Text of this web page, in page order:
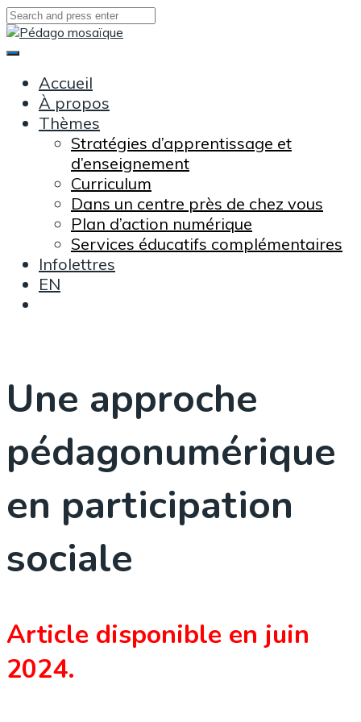
Skip
to
Main
Accueil
À propos
Thèmes
Stratégies d’apprentissage et
d’enseignement
Curriculum
Dans un centre près de chez vous
Plan d’action numérique
Services éducatifs complémentaires
Infolettres
EN
Une approche
pédagonumérique
en participation
sociale
Article disponible en juin
2024.